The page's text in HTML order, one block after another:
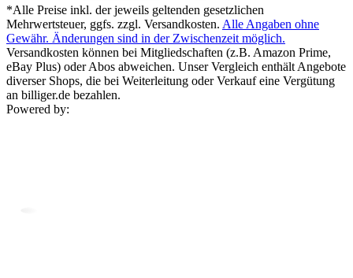
*Alle Preise inkl. der jeweils geltenden gesetzlichen
Mehrwertsteuer, ggfs. zzgl. Versandkosten. Alle Angaben ohne
Gewähr. Änderungen sind in der Zwischenzeit möglich.
Versandkosten können bei Mitgliedschaften (z.B. Amazon Prime,
eBay Plus) oder Abos abweichen. Unser Vergleich enthält Angebote
diverser Shops, die bei Weiterleitung oder Verkauf eine Vergütung
an billiger.de bezahlen.
Powered by: